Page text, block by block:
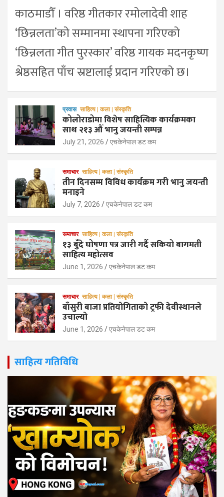
काठमाडौँ । वरिष्ठ गीतकार रमोलादेवी शाह
‘छिन्नलता’को सम्मानमा स्थापना गरिएको
‘छिन्नलता गीत पुरस्कार’ वरिष्ठ गायक मदनकृष्ण
श्रेष्ठसहित पाँच स्रष्टालाई प्रदान गरिएको छ।
प्रवास साहित्य | कला | संस्कृति
कोलोराडोमा विशेष साहित्यिक कार्यक्रमका
साथ २१३ औँ भानु जयन्ती सम्पन्न
July 21, 2026 एचकेनेपाल डट कम
समाचार साहित्य | कला | संस्कृति
तीन दिनसम्म विविध कार्यक्रम गरी भानु जयन्ती
मनाइने
July 7, 2026 एचकेनेपाल डट कम
समाचार साहित्य | कला | संस्कृति
१३ बुँदे घोषणा पत्र जारी गर्दै सकियो बागमती
साहित्य महोत्सव
June 1, 2026 एचकेनेपाल डट कम
समाचार साहित्य | कला | संस्कृति
बाँसुरी बाजा प्रतियोगिताको ट्रफी देवीस्थानले
उचाल्यो
June 1, 2026 एचकेनेपाल डट कम
साहित्य गतिविधि